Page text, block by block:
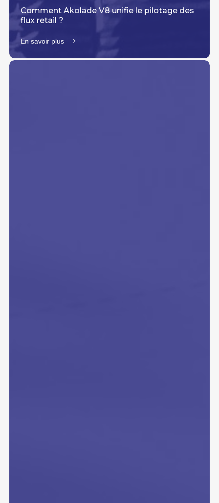
Comment Akolade V8 unifie le pilotage des
flux retail ?
En savoir plus